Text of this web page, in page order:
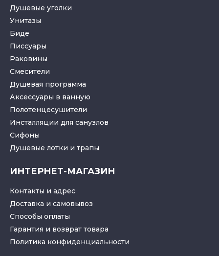
Душевые уголки
Унитазы
Биде
Писсуары
Раковины
Смесители
Душевая программа
Аксессуары в ванную
Полотенцесушители
Инсталляции для санузлов
Cифоны
Душевые лотки и трапы
ИНТЕРНЕТ-МАГАЗИН
Контакты и адрес
Доставка и самовывоз
Способы оплаты
Гарантия и возврат товара
Политика конфиденциальности